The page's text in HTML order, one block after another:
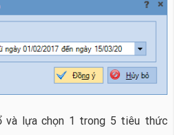
và lựa chọn 1 trong 5 tiêu thức